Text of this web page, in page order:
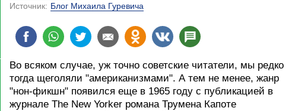
Источник: Блог Михаила Гуревича
Во всяком случае, уж точно советские читатели, мы редко
тогда щеголяли "американизмами". А тем не менее, жанр
"нон-фикшн" появился еще в 1965 году с публикацией в
журнале The New Yorker романа Трумена Капоте